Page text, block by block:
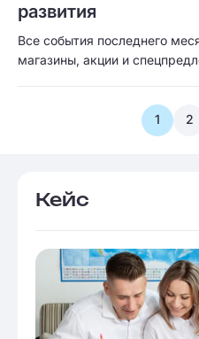
развития
Все события последнего
магазины, акции и
1 2
Кейс